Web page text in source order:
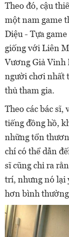
Theo đó, cậu
một nam game
Diệu - Tựa
giống với Liên
Vương Giả Vinh
người chơi nhất
thủ tham gia.
Theo các bác sĩ,
tiếng đồng hồ,
những tổn
chí có thể dẫn
sĩ cũng chỉ ra
trí, nhưng nó lại
hơn bình